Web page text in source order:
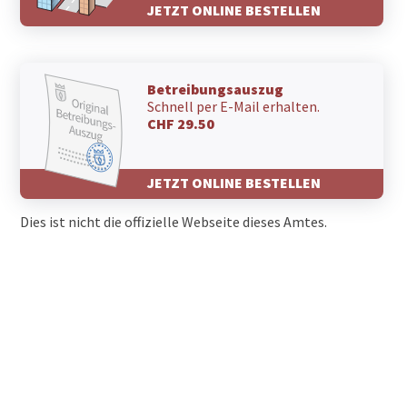
JETZT ONLINE BESTELLEN
Betreibungsauszug
Schnell per E-Mail erhalten.
CHF 29.50
JETZT ONLINE BESTELLEN
Dies ist nicht die offizielle Webseite dieses Amtes.